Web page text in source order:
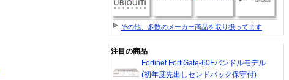
その他、多数のメーカー商品を取り扱ってます
注目の商品
Fortinet FortiGate-60Fバンドルモデル
(初年度先出しセンドバック保守付)